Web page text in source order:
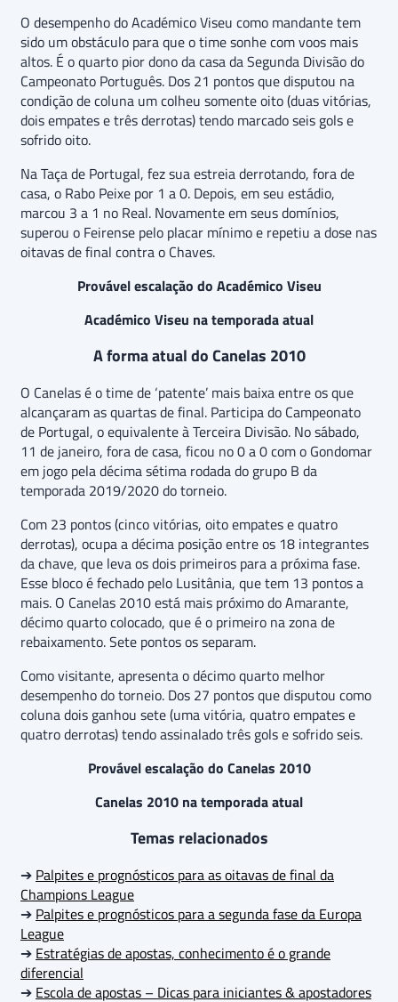
O desempenho do Académico Viseu como mandante tem
sido um obstáculo para que o time sonhe com voos mais
altos. É o quarto pior dono da casa da Segunda Divisão do
Campeonato Português. Dos 21 pontos que disputou na
condição de coluna um colheu somente oito (duas vitórias,
dois empates e três derrotas) tendo marcado seis gols e
sofrido oito.
Na Taça de Portugal, fez sua estreia derrotando, fora de
casa, o Rabo Peixe por 1 a 0. Depois, em seu estádio,
marcou 3 a 1 no Real. Novamente em seus domínios,
superou o Feirense pelo placar mínimo e repetiu a dose nas
oitavas de final contra o Chaves.
Provável escalação do Académico Viseu
Académico Viseu na temporada atual
A forma atual do Canelas 2010
O Canelas é o time de ‘patente’ mais baixa entre os que
alcançaram as quartas de final. Participa do Campeonato
de Portugal, o equivalente à Terceira Divisão. No sábado,
11 de janeiro, fora de casa, ficou no 0 a 0 com o Gondomar
em jogo pela décima sétima rodada do grupo B da
temporada 2019/2020 do torneio.
Com 23 pontos (cinco vitórias, oito empates e quatro
derrotas), ocupa a décima posição entre os 18 integrantes
da chave, que leva os dois primeiros para a próxima fase.
Esse bloco é fechado pelo Lusitânia, que tem 13 pontos a
mais. O Canelas 2010 está mais próximo do Amarante,
décimo quarto colocado, que é o primeiro na zona de
rebaixamento. Sete pontos os separam.
Como visitante, apresenta o décimo quarto melhor
desempenho do torneio. Dos 27 pontos que disputou como
coluna dois ganhou sete (uma vitória, quatro empates e
quatro derrotas) tendo assinalado três gols e sofrido seis.
Provável escalação do Canelas 2010
Canelas 2010 na temporada atual
Temas relacionados
➔ Palpites e prognósticos para as oitavas de final da
Champions League
➔ Palpites e prognósticos para a segunda fase da Europa
League
➔ Estratégias de apostas, conhecimento é o grande
diferencial
➔ Escola de apostas – Dicas para iniciantes & apostadores